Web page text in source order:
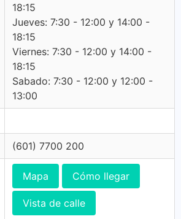
18:15
Jueves: 7:30 - 12:00 y 14:00 -
18:15
Viernes: 7:30 - 12:00 y 14:00 -
18:15
Sabado: 7:30 - 12:00 y 12:00 -
13:00
(601) 7700 200
Mapa Cómo llegar
Vista de calle